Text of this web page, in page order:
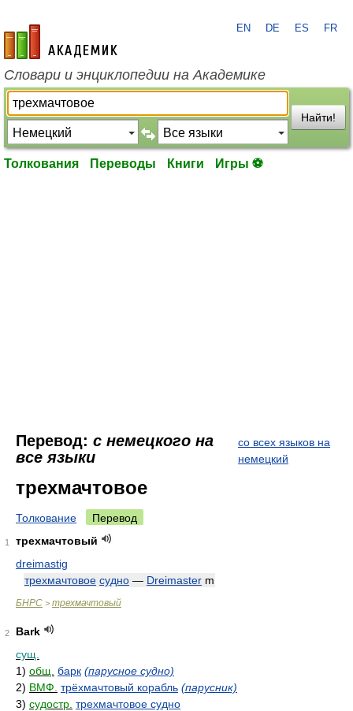
academic.ru
EN DE ES FR
Словари и энциклопедии на Академике
Найти!
Толкования Переводы Книги Игры ⚽
Перевод: с немецкого на
все языки
со всех языков на
немецкий
трехмачтовое
Толкование Перевод
1
трехмачтовый
dreimastig
трехмачтовое судно — Dreimaster m
БНРС > трехмачтовый
2
Bark
сущ.
1) общ. барк (парусное судно)
2) ВМФ. трёхмачтовый корабль (парусник)
3) судостр. трехмачтовое судно